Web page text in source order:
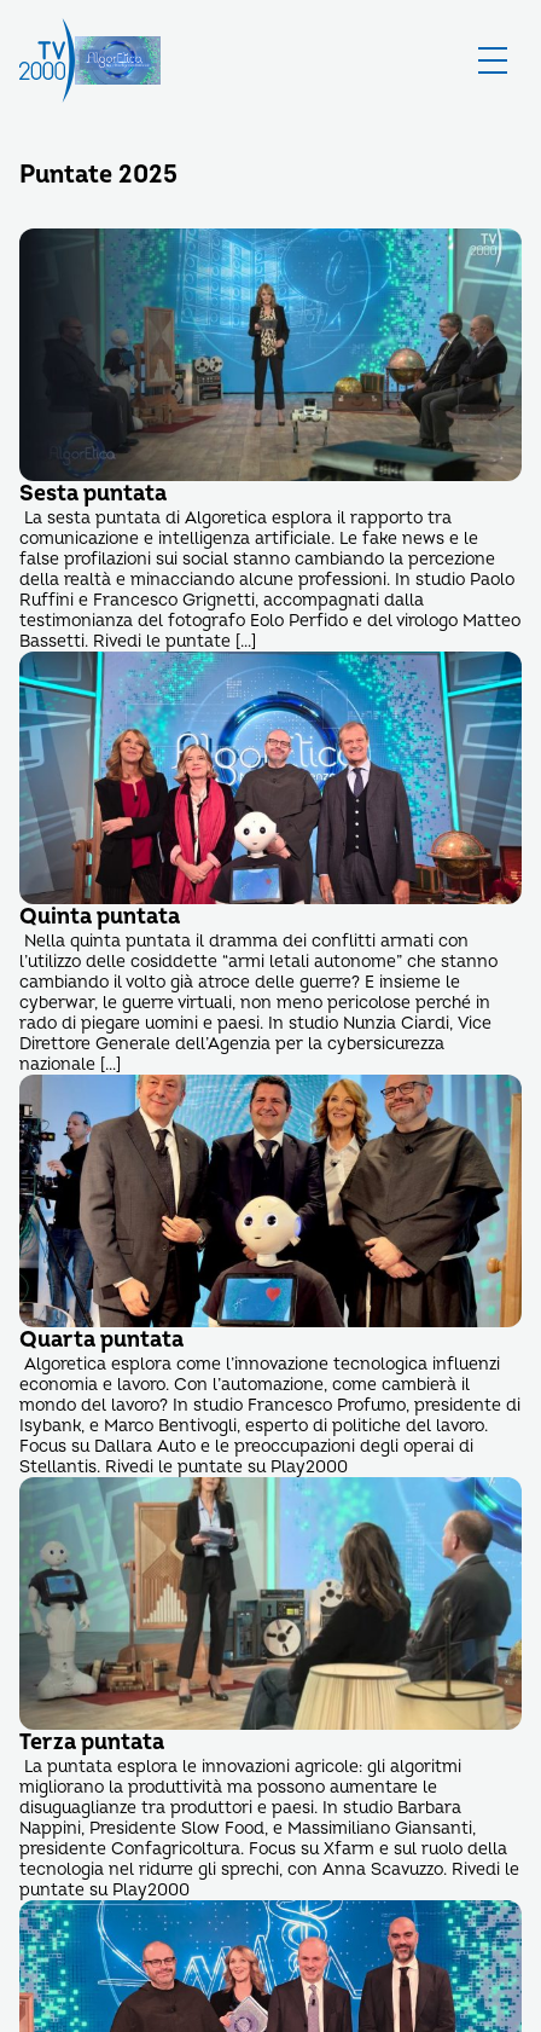
Puntate 2025
Sesta puntata
La sesta puntata di Algoretica esplora il rapporto tra
comunicazione e intelligenza artificiale. Le fake news e le
false profilazioni sui social stanno cambiando la percezione
della realtà e minacciando alcune professioni. In studio Paolo
Ruffini e Francesco Grignetti, accompagnati dalla
testimonianza del fotografo Eolo Perfido e del virologo Matteo
Bassetti. Rivedi le puntate […]
Quinta puntata
Nella quinta puntata il dramma dei conflitti armati con
l’utilizzo delle cosiddette “armi letali autonome” che stanno
cambiando il volto già atroce delle guerre? E insieme le
cyberwar, le guerre virtuali, non meno pericolose perché in
rado di piegare uomini e paesi. In studio Nunzia Ciardi, Vice
Direttore Generale dell’Agenzia per la cybersicurezza
nazionale […]
Quarta puntata
Algoretica esplora come l’innovazione tecnologica influenzi
economia e lavoro. Con l’automazione, come cambierà il
mondo del lavoro? In studio Francesco Profumo, presidente di
Isybank, e Marco Bentivogli, esperto di politiche del lavoro.
Focus su Dallara Auto e le preoccupazioni degli operai di
Stellantis. Rivedi le puntate su Play2000
Terza puntata
La puntata esplora le innovazioni agricole: gli algoritmi
migliorano la produttività ma possono aumentare le
disuguaglianze tra produttori e paesi. In studio Barbara
Nappini, Presidente Slow Food, e Massimiliano Giansanti,
presidente Confagricoltura. Focus su Xfarm e sul ruolo della
tecnologia nel ridurre gli sprechi, con Anna Scavuzzo. Rivedi le
puntate su Play2000